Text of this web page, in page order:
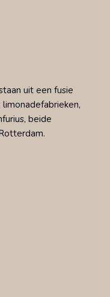
uit een fusie
beide